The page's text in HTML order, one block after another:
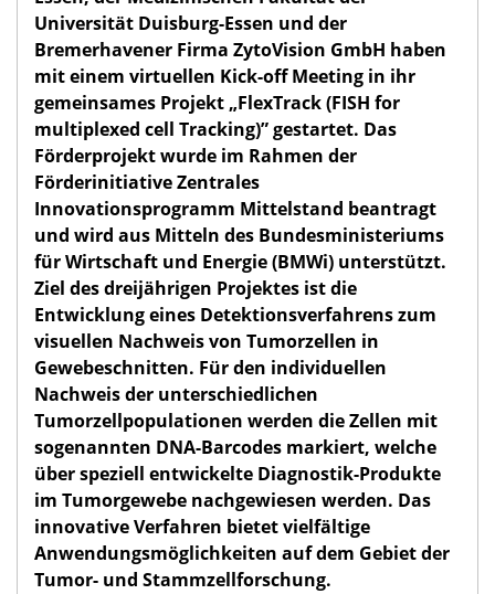
Universität Duisburg-Essen und der
Bremerhavener Firma ZytoVision GmbH haben
mit einem virtuellen Kick-off Meeting in ihr
gemeinsames Projekt „FlexTrack (FISH for
multiplexed cell Tracking)” gestartet. Das
Förderprojekt wurde im Rahmen der
Förderinitiative Zentrales
Innovationsprogramm Mittelstand beantragt
und wird aus Mitteln des Bundesministeriums
für Wirtschaft und Energie (BMWi) unterstützt.
Ziel des dreijährigen Projektes ist die
Entwicklung eines Detektionsverfahrens zum
visuellen Nachweis von Tumorzellen in
Gewebeschnitten. Für den individuellen
Nachweis der unterschiedlichen
Tumorzellpopulationen werden die Zellen mit
sogenannten DNA-Barcodes markiert, welche
über speziell entwickelte Diagnostik-Produkte
im Tumorgewebe nachgewiesen werden. Das
innovative Verfahren bietet vielfältige
Anwendungsmöglichkeiten auf dem Gebiet der
Tumor- und Stammzellforschung.